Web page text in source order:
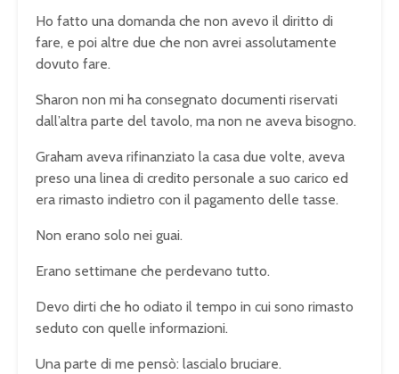
Ho fatto una domanda che non avevo il diritto di
fare, e poi altre due che non avrei assolutamente
dovuto fare.
Sharon non mi ha consegnato documenti riservati
dall’altra parte del tavolo, ma non ne aveva bisogno.
Graham aveva rifinanziato la casa due volte, aveva
preso una linea di credito personale a suo carico ed
era rimasto indietro con il pagamento delle tasse.
Non erano solo nei guai.
Erano settimane che perdevano tutto.
Devo dirti che ho odiato il tempo in cui sono rimasto
seduto con quelle informazioni.
Una parte di me pensò: lascialo bruciare.